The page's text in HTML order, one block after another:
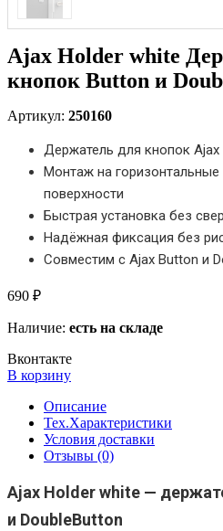
Ajax Holder white
кнопок Button и
Артикул: 250160
Держатель для кнопок
Монтаж на горизонтальные
поверхности
Быстрая установка без
Надёжная фиксация без
Совместим с Ajax Button и
690 ₽
Наличие: есть на складе
Вконтакте
В корзину
Описание
Тех.Характеристики
Условия доставки
Отзывы (0)
Ajax Holder white —
и DoubleButton